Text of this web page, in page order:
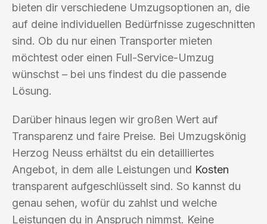
bieten dir verschiedene Umzugsoptionen an, die
auf deine individuellen Bedürfnisse zugeschnitten
sind. Ob du nur einen Transporter mieten
möchtest oder einen Full-Service-Umzug
wünschst – bei uns findest du die passende
Lösung.
Darüber hinaus legen wir großen Wert auf
Transparenz und faire Preise. Bei Umzugskönig
Herzog Neuss erhältst du ein detailliertes
Angebot, in dem alle Leistungen und Kosten
transparent aufgeschlüsselt sind. So kannst du
genau sehen, wofür du zahlst und welche
Leistungen du in Anspruch nimmst. Keine